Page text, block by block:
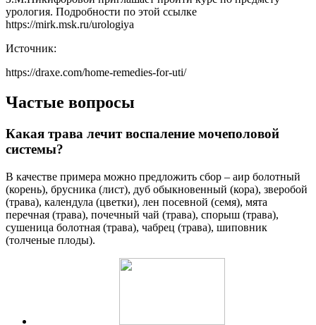
урология. Подробности по этой ссылке
https://mirk.msk.ru/urologiya
Источник:
https://draxe.com/home-remedies-for-uti/
Частые вопросы
Какая трава лечит воспаление мочеполовой
системы?
В качестве примера можно предложить сбор – аир болотный
(корень), брусника (лист), дуб обыкновенный (кора), зверобой
(трава), календула (цветки), лен посевной (семя), мята
перечная (трава), почечный чай (трава), спорыш (трава),
сушеница болотная (трава), чабрец (трава), шиповник
(толченые плоды).